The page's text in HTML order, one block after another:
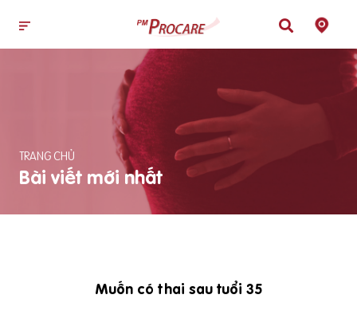
TRANG CHỦ
Bài viết mới nhất
Muốn có thai sau tuổi 35